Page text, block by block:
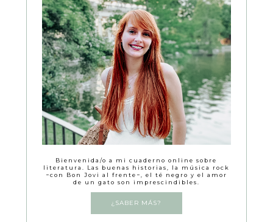
Bienvenida/o a mi cuaderno online sobre
literatura. Las buenas historias, la música rock
−con Bon Jovi al frente−, el té negro y el amor
de un gato son imprescindibles.
¿SABER MÁS?